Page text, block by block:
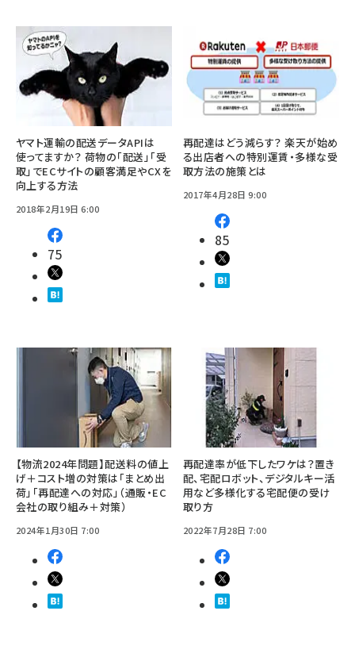
ヤマト運輸の配送データAPIは
使ってますか？ 荷物の「配送」「受
取」でECサイトの顧客満足やCXを
向上する方法
2018年2月19日 6:00
75
再配達はどう減らす？ 楽天が始め
る出店者への特別運賃・多様な受
取方法の施策とは
2017年4月28日 9:00
85
【物流2024年問題】配送料の値上
げ＋コスト増の対策は「まとめ出
荷」「再配達への対応」（通販・EC
会社の取り組み＋対策）
2024年1月30日 7:00
再配達率が低下したワケは？置き
配、宅配ロボット、デジタルキー活
用など多様化する宅配便の受け
取り方
2022年7月28日 7:00